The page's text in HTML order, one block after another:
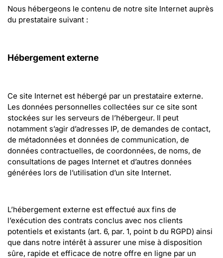
Nous hébergeons le contenu de notre site Internet auprès
du prestataire suivant :
Hébergement externe
Ce site Internet est hébergé par un prestataire externe.
Les données personnelles collectées sur ce site sont
stockées sur les serveurs de l’hébergeur. Il peut
notamment s’agir d’adresses IP, de demandes de contact,
de métadonnées et données de communication, de
données contractuelles, de coordonnées, de noms, de
consultations de pages Internet et d’autres données
générées lors de l’utilisation d’un site Internet.
L’hébergement externe est effectué aux fins de
l’exécution des contrats conclus avec nos clients
potentiels et existants (art. 6, par. 1, point b du RGPD) ainsi
que dans notre intérêt à assurer une mise à disposition
sûre, rapide et efficace de notre offre en ligne par un